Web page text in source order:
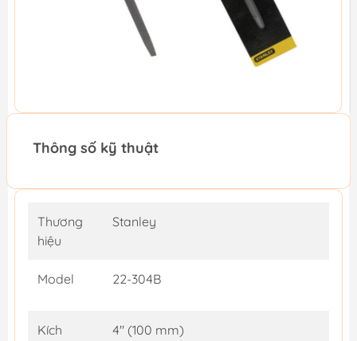
Thông số kỹ thuật
Thương
hiệu
Stanley
Model 22-304B
Kích
4" (100 mm)